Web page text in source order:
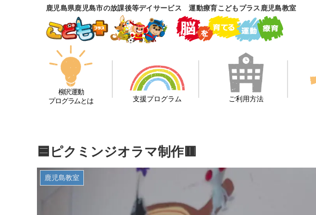
鹿児島県鹿児島市の放課後等デイサービス 運動療育こどもプラス鹿児島教室
柳沢運動
プログラムとは
支援プログラム ご利用方法
🟦ピクミンジオラマ制作🟥
鹿児島教室